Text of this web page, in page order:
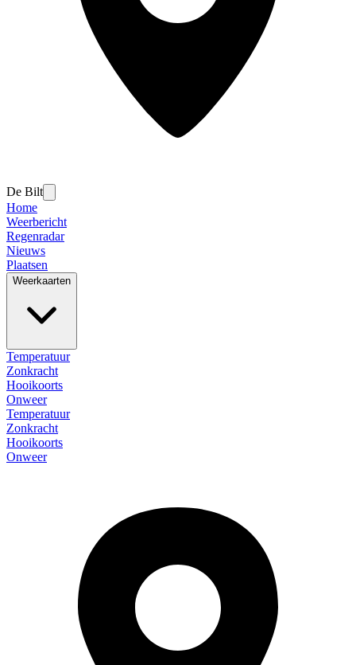
De Bilt
Home
Weerbericht
Regenradar
Nieuws
Plaatsen
Weerkaarten
Temperatuur
Zonkracht
Hooikoorts
Onweer
Temperatuur
Zonkracht
Hooikoorts
Onweer